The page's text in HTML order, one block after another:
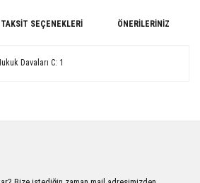
TAKSIT SEÇENEKLERI ÖNERILERINIZ
Davaları C: 1